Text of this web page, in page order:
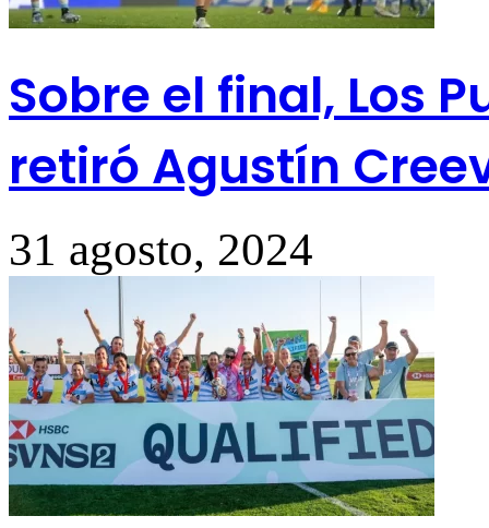
Sobre el final, Los
retiró Agustín
31 agosto, 2024